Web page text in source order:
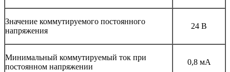
Значение коммутируемого постоянного
напряжения
24 В
Минимальный коммутируемый ток при
постоянном напряжении
0,8 мА